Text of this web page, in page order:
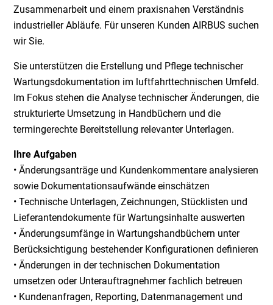
Zusammenarbeit und einem praxisnahen Verständnis
industrieller Abläufe. Für unseren Kunden AIRBUS suchen
wir Sie.
Sie unterstützen die Erstellung und Pflege technischer
Wartungsdokumentation im luftfahrttechnischen Umfeld.
Im Fokus stehen die Analyse technischer Änderungen, die
strukturierte Umsetzung in Handbüchern und die
termingerechte Bereitstellung relevanter Unterlagen.
Ihre Aufgaben
• Änderungsanträge und Kundenkommentare analysieren
sowie Dokumentationsaufwände einschätzen
• Technische Unterlagen, Zeichnungen, Stücklisten und
Lieferantendokumente für Wartungsinhalte auswerten
• Änderungsumfänge in Wartungshandbüchern unter
Berücksichtigung bestehender Konfigurationen definieren
• Änderungen in der technischen Dokumentation
umsetzen oder Unterauftragnehmer fachlich betreuen
• Kundenanfragen, Reporting, Datenmanagement und